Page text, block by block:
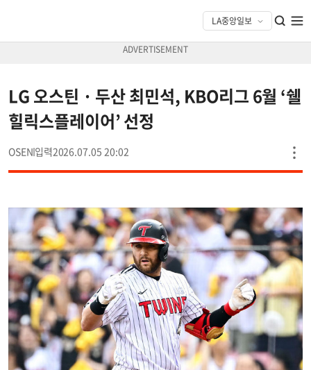
LG 오스틴 · 두산 최민석, KBO리그 6월 ‘쉘
힐릭스플레이어’ 선정
OSEN 2026.07.05 20:02